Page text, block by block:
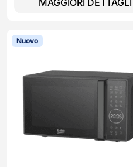
MAGGIORI DETTAGLI
Nuovo